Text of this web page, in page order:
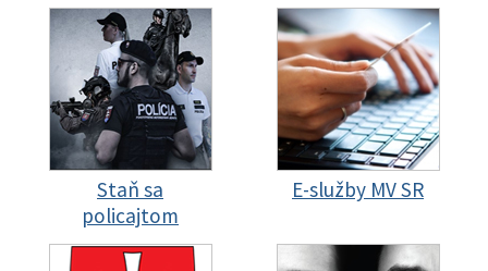
Staň sa
policajtom
E-služby MV SR